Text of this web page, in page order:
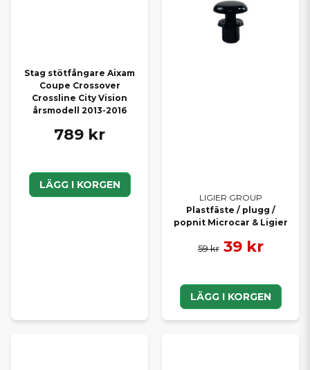
Stag stötfångare Aixam
Coupe Crossover
Crossline City Vision
årsmodell 2013-2016
789 kr
LÄGG I KORGEN
LIGIER GROUP
Plastfäste / plugg /
popnit Microcar & Ligier
59 kr 39 kr
LÄGG I KORGEN